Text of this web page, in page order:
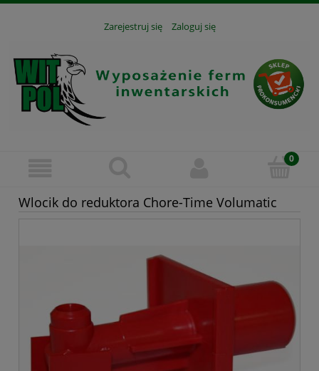
Zarejestruj się Zaloguj się
Wlocik do reduktora Chore-Time Volumatic